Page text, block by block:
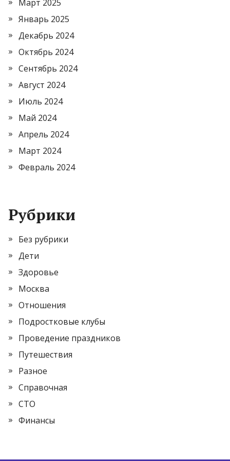
Март 2025
Январь 2025
Декабрь 2024
Октябрь 2024
Сентябрь 2024
Август 2024
Июль 2024
Май 2024
Апрель 2024
Март 2024
Февраль 2024
Рубрики
Без рубрики
Дети
Здоровье
Москва
Отношения
Подростковые клубы
Проведение праздников
Путешествия
Разное
Справочная
СТО
Финансы